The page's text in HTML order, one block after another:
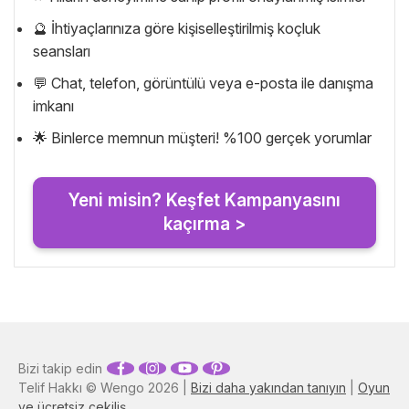
🔮 İhtiyaçlarınıza göre kişiselleştirilmiş koçluk
seansları
💬 Chat, telefon, görüntülü veya e-posta ile danışma
imkanı
🌟 Binlerce memnun müşteri! %100 gerçek yorumlar
Yeni misin? Keşfet Kampanyasını
kaçırma >
Telif Hakkı © Wengo 2026 | Bizi daha yakından tanıyın
Oyun
Bizi takip edin